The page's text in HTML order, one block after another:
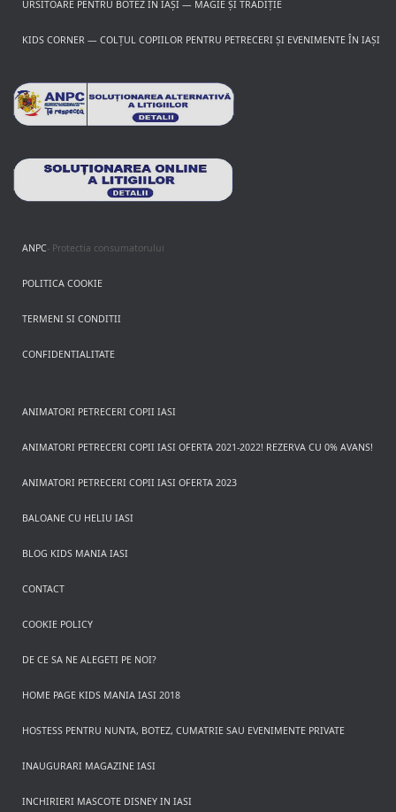
URSITOARE PENTRU BOTEZ ÎN IAȘI — MAGIE ȘI TRADIȚIE
KIDS CORNER — COLȚUL COPIILOR PENTRU PETRECERI ȘI EVENIMENTE ÎN IAȘI
ANPC- Protectia consumatorului
POLITICA COOKIE
TERMENI SI CONDITII
CONFIDENTIALITATE
ANIMATORI PETRECERI COPII IASI
ANIMATORI PETRECERI COPII IASI OFERTA 2021-2022! REZERVA CU 0% AVANS!
ANIMATORI PETRECERI COPII IASI OFERTA 2023
BALOANE CU HELIU IASI
BLOG KIDS MANIA IASI
CONTACT
COOKIE POLICY
DE CE SA NE ALEGETI PE NOI?
HOME PAGE KIDS MANIA IASI 2018
HOSTESS PENTRU NUNTA, BOTEZ, CUMATRIE SAU EVENIMENTE PRIVATE
INAUGURARI MAGAZINE IASI
INCHIRIERI MASCOTE DISNEY IN IASI